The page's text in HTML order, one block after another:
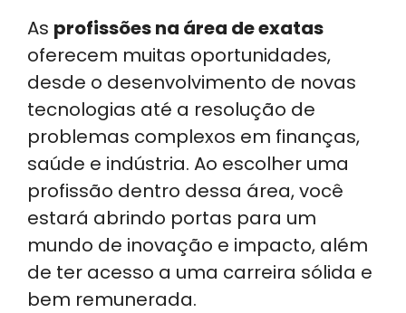
As profissões na área de exatas
oferecem muitas oportunidades,
desde o desenvolvimento de novas
tecnologias até a resolução de
problemas complexos em finanças,
saúde e indústria. Ao escolher uma
profissão dentro dessa área, você
estará abrindo portas para um
mundo de inovação e impacto, além
de ter acesso a uma carreira sólida e
bem remunerada.